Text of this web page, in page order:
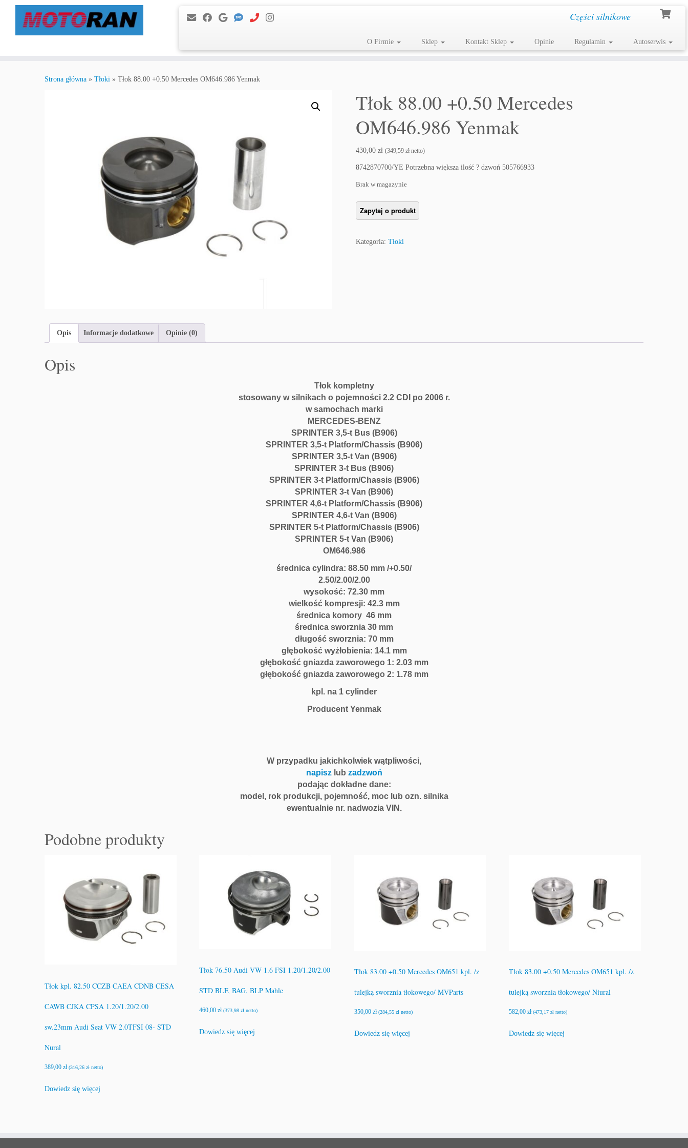
Części silnikowe
O Firmie Sklep Kontakt Sklep Opinie Regulamin Autoserwis
Strona główna » Tłoki » Tłok 88.00 +0.50 Mercedes OM646.986 Yenmak
Tłok 88.00 +0.50 Mercedes
OM646.986 Yenmak
430,00zł (349,59zł netto)
8742870700/YE Potrzebna większa ilość ? dzwoń 505766933
Brak w magazynie
Kategoria:Tłoki
Opis Informacje dodatkowe Opinie (0)
Opis
Tłok kompletny
stosowany w silnikach o pojemności 2.2 CDI po 2006 r.
w samochach marki
MERCEDES-BENZ
SPRINTER 3,5-t Bus (B906)
SPRINTER 3,5-t Platform/Chassis (B906)
SPRINTER 3,5-t Van (B906)
SPRINTER 3-t Bus (B906)
SPRINTER 3-t Platform/Chassis (B906)
SPRINTER 3-t Van (B906)
SPRINTER 4,6-t Platform/Chassis (B906)
SPRINTER 4,6-t Van (B906)
SPRINTER 5-t Platform/Chassis (B906)
SPRINTER 5-t Van (B906)
OM646.986
średnica cylindra: 88.50 mm /+0.50/
2.50/2.00/2.00
wysokość: 72.30 mm
wielkość kompresji: 42.3 mm
średnica komory 46 mm
średnica sworznia 30 mm
długość sworznia: 70 mm
głębokość wyżłobienia: 14.1 mm
głębokość gniazda zaworowego 1: 2.03 mm
głębokość gniazda zaworowego 2: 1.78 mm
kpl. na 1 cylinder
Producent Yenmak
W przypadku jakichkolwiek wątpliwości,
napiszlub zadzwoń
podając dokładne dane:
model, rok produkcji, pojemność, moc lub ozn. silnika
ewentualnie nr. nadwozia VIN.
Podobne produkty
Tłok kpl. 82.50 CCZB CAEA CDNB CESA
CAWB CJKA CPSA 1.20/1.20/2.00
sw.23mm Audi Seat VW 2.0TFSI 08- STD
Nural
389,00 zł (316,26 zł netto)
Dowiedz się więcej
Tłok 76.50 Audi VW 1.6 FSI 1.20/1.20/2.00
STD BLF, BAG, BLP Mahle
460,00zł (373,98zł netto)
Dowiedz się więcej
Tłok 83.00 +0.50 Mercedes OM651 kpl. /z
tulejką sworznia tłokowego/ MVParts
350,00 zł (284,55 złnetto)
Dowiedz się więcej
Tłok 83.00 +0.50 Mercedes OM651 kpl. /z
tulejką sworznia tłokowego/ Niural
582,00zł (473,17zł netto)
Dowiedz się więcej